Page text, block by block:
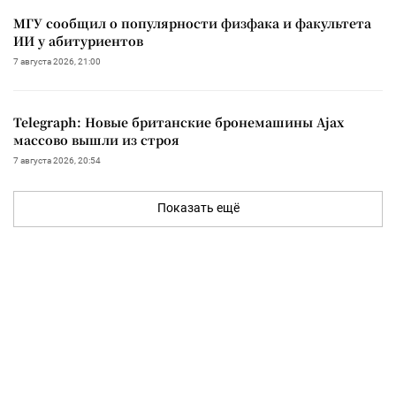
МГУ сообщил о популярности физфака и факультета
ИИ у абитуриентов
7 августа 2026, 21:00
Telegraph: Новые британские бронемашины Ajax
массово вышли из строя
7 августа 2026, 20:54
Показать ещё